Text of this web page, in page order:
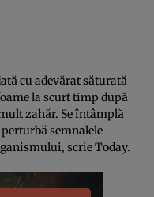
cu adevărat săturată
la scurt timp după
zahăr. Se întâmplă
semnalele
scrie Today.